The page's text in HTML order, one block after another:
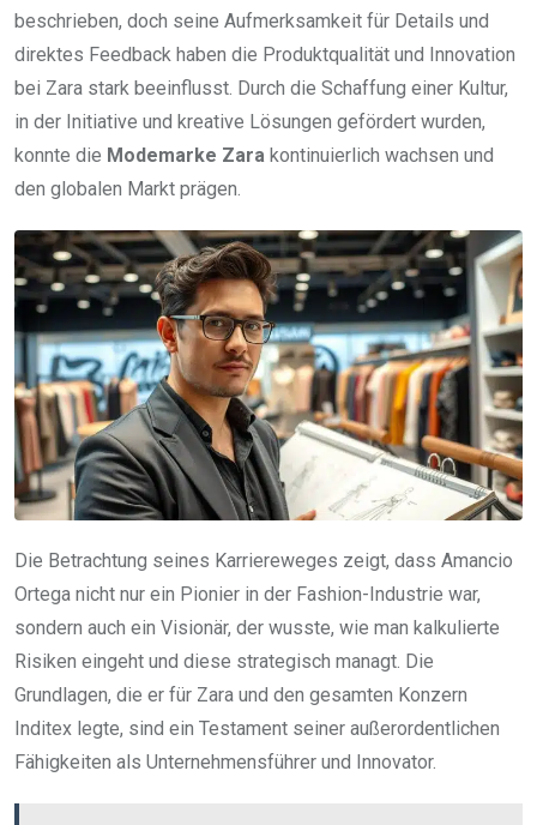
beschrieben, doch seine Aufmerksamkeit für Details und
direktes Feedback haben die Produktqualität und Innovation
bei Zara stark beeinflusst. Durch die Schaffung einer Kultur,
in der Initiative und kreative Lösungen gefördert wurden,
konnte die Modemarke Zara kontinuierlich wachsen und
den globalen Markt prägen.
Die Betrachtung seines Karriereweges zeigt, dass Amancio
Ortega nicht nur ein Pionier in der Fashion-Industrie war,
sondern auch ein Visionär, der wusste, wie man kalkulierte
Risiken eingeht und diese strategisch managt. Die
Grundlagen, die er für Zara und den gesamten Konzern
Inditex legte, sind ein Testament seiner außerordentlichen
Fähigkeiten als Unternehmensführer und Innovator.